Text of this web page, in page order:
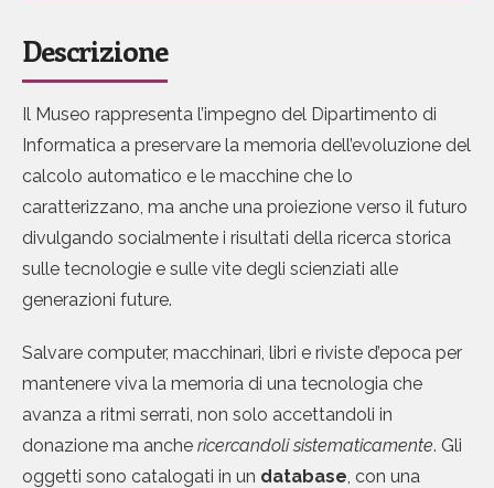
Descrizione
Il Museo rappresenta l’impegno del Dipartimento di
Informatica a preservare la memoria dell’evoluzione del
calcolo automatico e le macchine che lo
caratterizzano, ma anche una proiezione verso il futuro
divulgando socialmente i risultati della ricerca storica
sulle tecnologie e sulle vite degli scienziati alle
generazioni future.
Salvare computer, macchinari, libri e riviste d’epoca per
mantenere viva la memoria di una tecnologia che
avanza a ritmi serrati, non solo accettandoli in
donazione ma anche ricercandoli sistematicamente. Gli
oggetti sono catalogati in un database, con una